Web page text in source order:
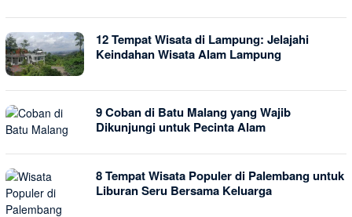
12 Tempat Wisata di Lampung: Jelajahi
Keindahan Wisata Alam Lampung
9 Coban di Batu Malang yang Wajib
Dikunjungi untuk Pecinta Alam
8 Tempat Wisata Populer di Palembang untuk
Liburan Seru Bersama Keluarga